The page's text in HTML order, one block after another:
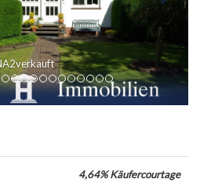
Hausansicht
4,64% Käufercourtage